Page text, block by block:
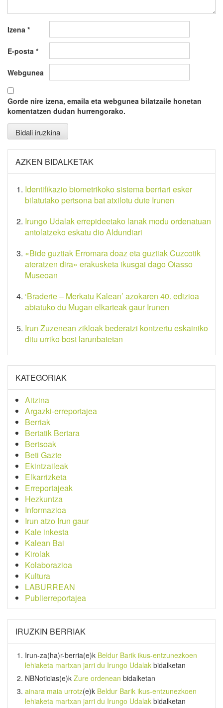
Izena *
E-posta *
Webgunea
Gorde nire izena, emaila eta webgunea bilatzaile honetan
komentatzen dudan hurrengorako.
AZKEN BIDALKETAK
Identifikazio biometrikoko sistema berriari esker
bilatutako pertsona bat atxilotu dute Irunen
Irungo Udalak errepideetako lanak modu ordenatuan
antolatzeko eskatu dio Aldundiari
«Bide guztiak Erromara doaz eta guztiak Cuzcotik
ateratzen dira» erakusketa ikusgai dago Oiasso
Museoan
‘Braderie – Merkatu Kalean’ azokaren 40. edizioa
abiatuko du Mugan elkarteak gaur Irunen
Irun Zuzenean zikloak bederatzi kontzertu eskainiko
ditu urriko bost larunbatetan
KATEGORIAK
Aitzina
Argazki-erreportajea
Berriak
Bertatik Bertara
Bertsoak
Beti Gazte
Ekintzaileak
Elkarrizketa
Erreportajeak
Hezkuntza
Informazioa
Irun atzo Irun gaur
Kale inkesta
Kalean Bai
Kirolak
Kolaborazioa
Kultura
LABURREAN
Publierreportajea
IRUZKIN BERRIAK
Irun-za(ha)r-berria(e)k Beldur Barik ikus-entzunezkoen
lehiaketa martxan jarri du Irungo Udalak bidalketan
NBNoticias(e)k Zure ordenean bidalketan
ainara maia urrotz(e)k Beldur Barik ikus-entzunezkoen
lehiaketa martxan jarri du Irungo Udalak bidalketan